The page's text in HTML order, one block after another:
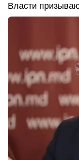
Власти